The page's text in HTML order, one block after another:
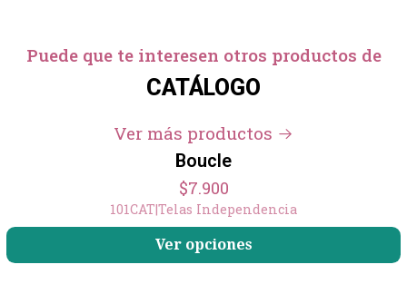
Puede que te interesen otros productos de
CATÁLOGO
Ver más productos
Boucle
$7.900
101CAT|Telas Independencia
Ver opciones